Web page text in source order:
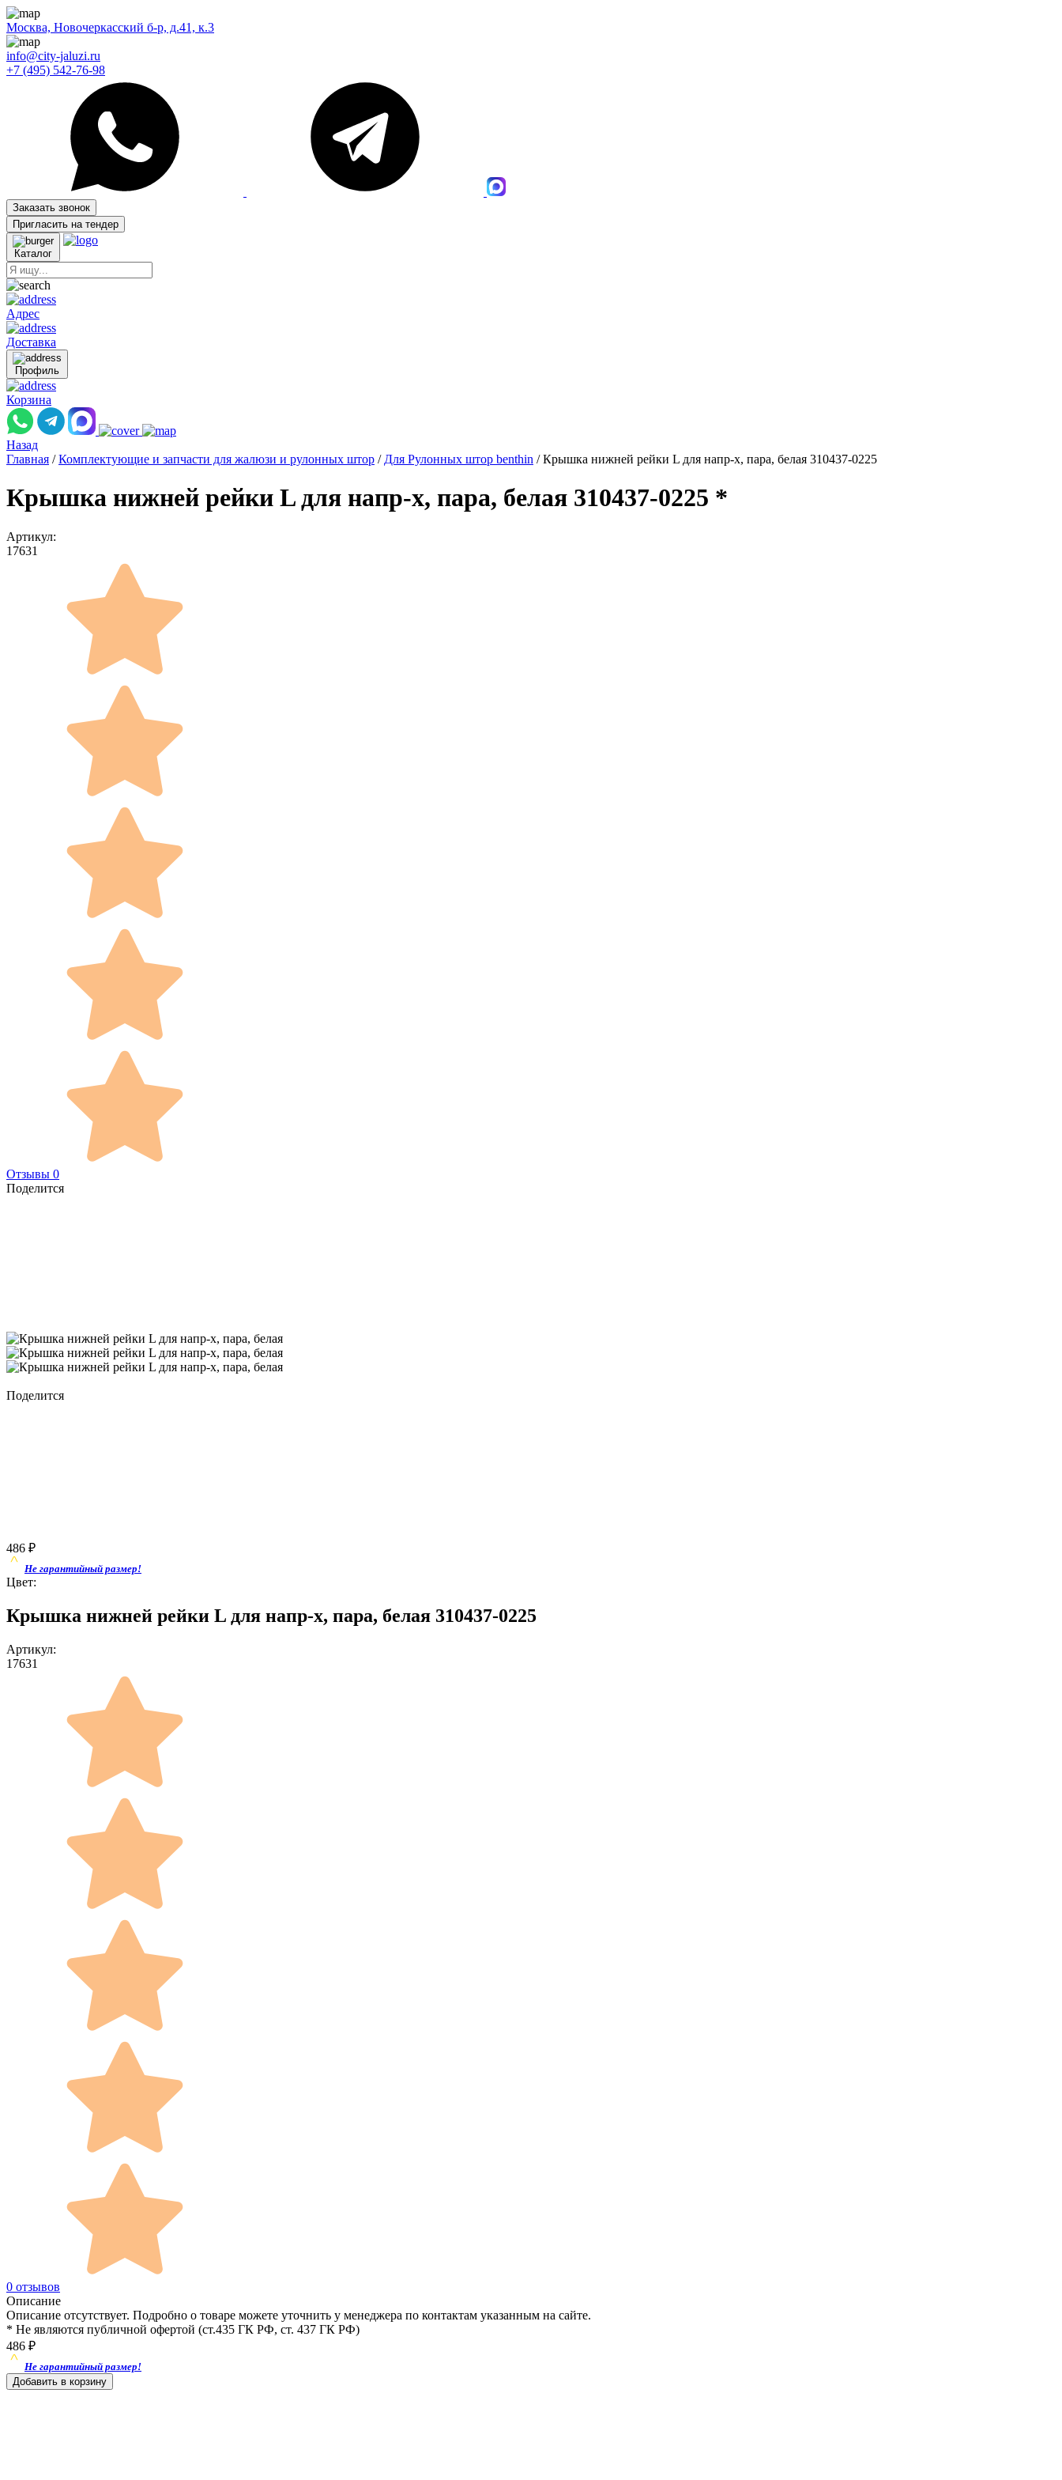
Москва, Новочеркасский б-р, д.41, к.3
info@city-jaluzi.ru
+7 (495) 542-76-98
Заказать звонок
Пригласить на тендер
Каталог
Адрес
Доставка
Профиль
Корзина
Назад
Главная / Комплектующие и запчасти для жалюзи и рулонных штор / Для Рулонных штор benthin / Крышка нижней рейки L для напр-х, пара, белая 310437-0225
Крышка нижней рейки L для напр-х, пара, белая 310437-0225 *
Артикул:
17631
Отзывы 0
Поделится
Поделится
486 ₽
Не гарантийный размер!
Цвет:
Крышка нижней рейки L для напр-х, пара, белая 310437-0225
Артикул:
17631
0 отзывов
Описание
Описание отсутствует. Подробно о товаре можете уточнить у менеджера по контактам указанным на сайте.
* Не являются публичной офертой (ст.435 ГК РФ, cт. 437 ГК РФ)
486 ₽
Не гарантийный размер!
Добавить в корзину